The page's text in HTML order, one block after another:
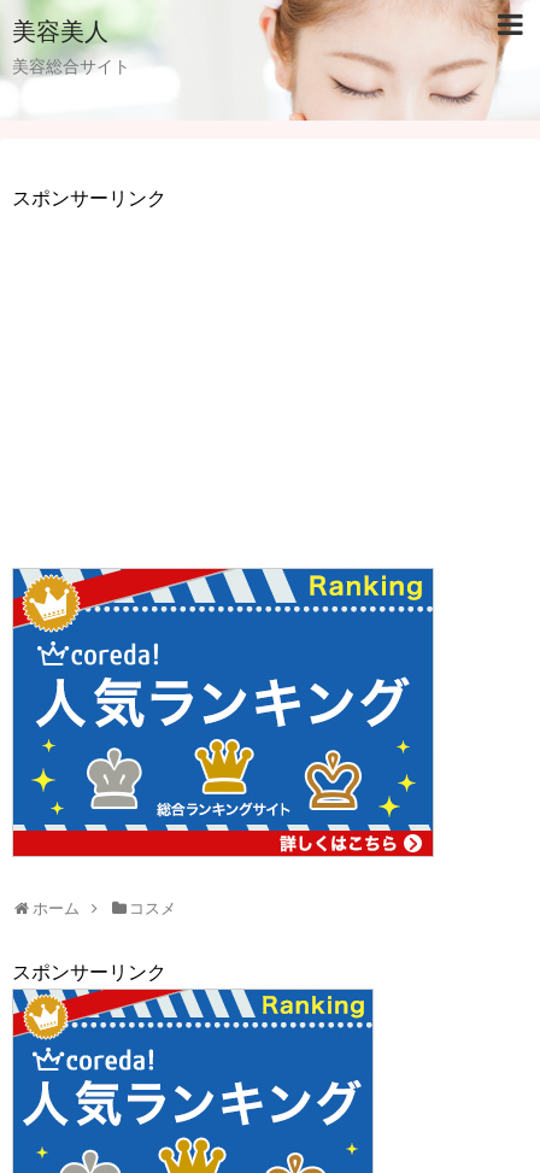
美容美人
美容総合サイト
スポンサーリンク
ホーム コスメ
スポンサーリンク